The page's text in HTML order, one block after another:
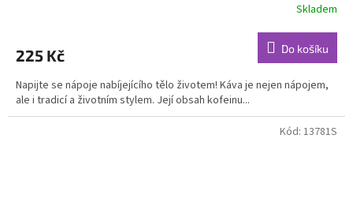
je
z
5
hvězdiček.
Skladem
225 Kč Do košíku
Napijte se nápoje nabíjejícího tělo životem! Káva je nejen nápojem,
ale i tradicí a životním stylem. Její obsah kofeinu...
Kód: 13781S